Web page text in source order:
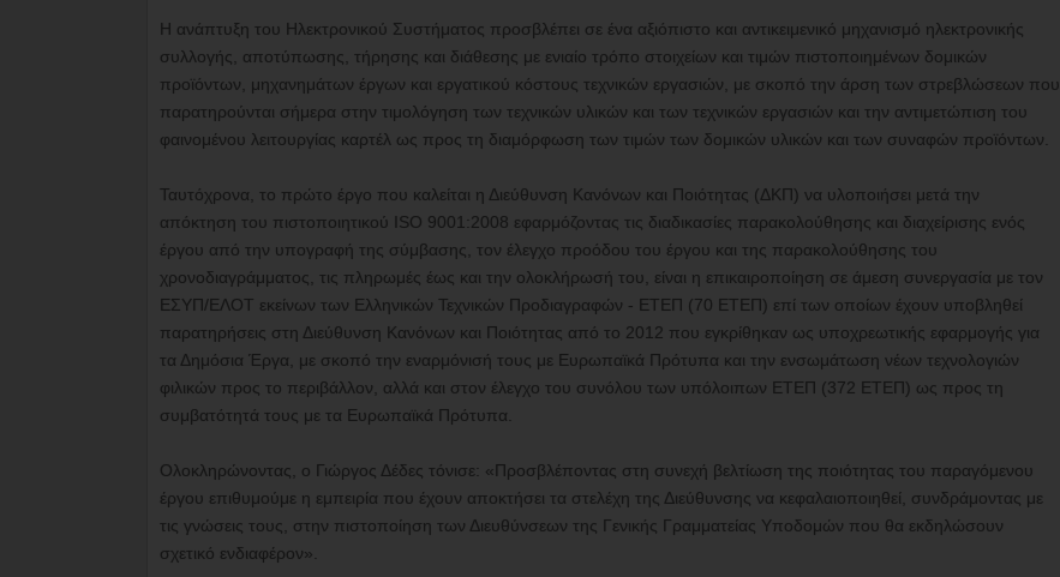
Η ανάπτυξη του Ηλεκτρονικού Συστήματος προσβλέπει σε ένα αξιόπιστο και αντικειμενικό μηχανισμό ηλεκτρονικής
συλλογής, αποτύπωσης, τήρησης και διάθεσης με ενιαίο τρόπο στοιχείων και τιμών πιστοποιημένων δομικών
προϊόντων, μηχανημάτων έργων και εργατικού κόστους τεχνικών εργασιών, με σκοπό την άρση των στρεβλώσεων που
παρατηρούνται σήμερα στην τιμολόγηση των τεχνικών υλικών και των τεχνικών εργασιών και την αντιμετώπιση του
φαινομένου λειτουργίας καρτέλ ως προς τη διαμόρφωση των τιμών των δομικών υλικών και των συναφών προϊόντων.
Ταυτόχρονα, το πρώτο έργο που καλείται η Διεύθυνση Κανόνων και Ποιότητας (ΔΚΠ) να υλοποιήσει μετά την
απόκτηση του πιστοποιητικού ISO 9001:2008 εφαρμόζοντας τις διαδικασίες παρακολούθησης και διαχείρισης ενός
έργου από την υπογραφή της σύμβασης, τον έλεγχο προόδου του έργου και της παρακολούθησης του
χρονοδιαγράμματος, τις πληρωμές έως και την ολοκλήρωσή του, είναι η επικαιροποίηση σε άμεση συνεργασία με τον
ΕΣΥΠ/ΕΛΟΤ εκείνων των Ελληνικών Τεχνικών Προδιαγραφών - ΕΤΕΠ (70 ΕΤΕΠ) επί των οποίων έχουν υποβληθεί
παρατηρήσεις στη Διεύθυνση Κανόνων και Ποιότητας από το 2012 που εγκρίθηκαν ως υποχρεωτικής εφαρμογής για
τα Δημόσια Έργα, με σκοπό την εναρμόνισή τους με Ευρωπαϊκά Πρότυπα και την ενσωμάτωση νέων τεχνολογιών
φιλικών προς το περιβάλλον, αλλά και στον έλεγχο του συνόλου των υπόλοιπων ΕΤΕΠ (372 ΕΤΕΠ) ως προς τη
συμβατότητά τους με τα Ευρωπαϊκά Πρότυπα.
Ολοκληρώνοντας, ο Γιώργος Δέδες τόνισε: «Προσβλέποντας στη συνεχή βελτίωση της ποιότητας του παραγόμενου
έργου επιθυμούμε η εμπειρία που έχουν αποκτήσει τα στελέχη της Διεύθυνσης να κεφαλαιοποιηθεί, συνδράμοντας με
τις γνώσεις τους, στην πιστοποίηση των Διευθύνσεων της Γενικής Γραμματείας Υποδομών που θα εκδηλώσουν
σχετικό ενδιαφέρον».